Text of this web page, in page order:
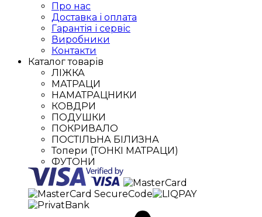
Про нас
Доставка і оплата
Гарантія і сервіс
Виробники
Контакти
Каталог товарів
ЛІЖКА
МАТРАЦИ
НАМАТРАЦНИКИ
КОВДРИ
ПОДУШКИ
ПОКРИВАЛО
ПОСТІЛЬНА БІЛИЗНА
Топери (ТОНКІ МАТРАЦИ)
ФУТОНИ